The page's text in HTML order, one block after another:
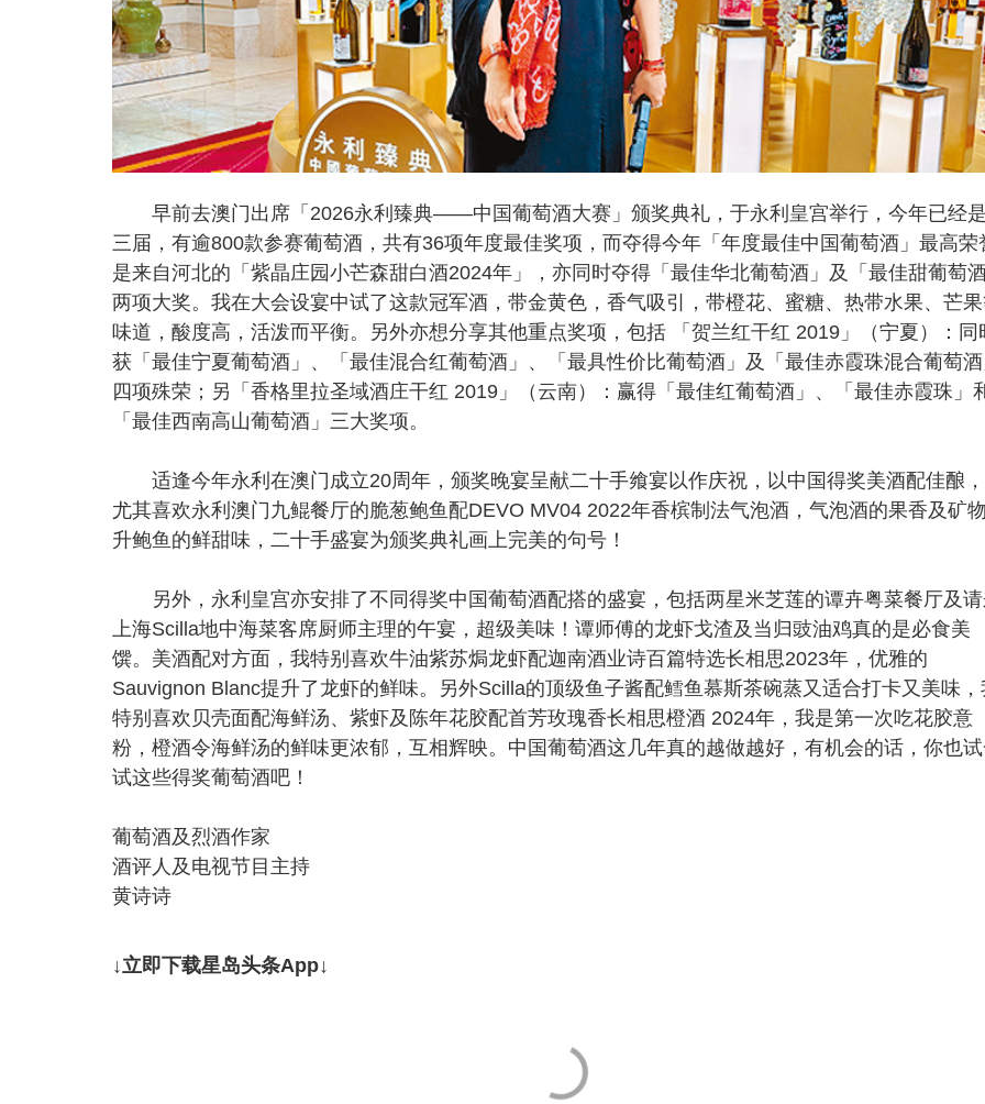
早前去澳门出席「2026永利臻典——中国葡萄酒大赛」颁奖典礼，于永利皇宫举行，今年已经
三届，有逾800款参赛葡萄酒，共有36项年度最佳奖项，而夺得今年「年度最佳中国葡萄酒」最高荣
是来自河北的「紫晶庄园小芒森甜白酒2024年」，亦同时夺得「最佳华北葡萄酒」及「最佳甜葡萄
两项大奖。我在大会设宴中试了这款冠军酒，带金黄色，香气吸引，带橙花、蜜糖、热带水果、芒
味道，酸度高，活泼而平衡。另外亦想分享其他重点奖项，包括 「贺兰红干红 2019」（宁夏）：同
获「最佳宁夏葡萄酒」、「最佳混合红葡萄酒」、「最具性价比葡萄酒」及「最佳赤霞珠混合葡萄
四项殊荣；另「香格里拉圣域酒庄干红 2019」（云南）：赢得「最佳红葡萄酒」、「最佳赤霞珠」
「最佳西南高山葡萄酒」三大奖项。
适逢今年永利在澳门成立20周年，颁奖晚宴呈献二十手飨宴以作庆祝，以中国得奖美酒配佳酿
尤其喜欢永利澳门九鲲餐厅的脆葱鲍鱼配DEVO MV04 2022年香槟制法气泡酒，气泡酒的果香及矿
升鲍鱼的鲜甜味，二十手盛宴为颁奖典礼画上完美的句号！
另外，永利皇宫亦安排了不同得奖中国葡萄酒配搭的盛宴，包括两星米芝莲的谭卉粤菜餐厅及
上海Scilla地中海菜客席厨师主理的午宴，超级美味！谭师傅的龙虾戈渣及当归豉油鸡真的是必食美
馔。美酒配对方面，我特别喜欢牛油紫苏焗龙虾配迦南酒业诗百篇特选长相思2023年，优雅的
Sauvignon Blanc提升了龙虾的鲜味。另外Scilla的顶级鱼子酱配鳕鱼慕斯茶碗蒸又适合打卡又美味，
特别喜欢贝壳面配海鲜汤、紫虾及陈年花胶配首芳玫瑰香长相思橙酒 2024年，我是第一次吃花胶意
粉，橙酒令海鲜汤的鲜味更浓郁，互相辉映。中国葡萄酒这几年真的越做越好，有机会的话，你也
试这些得奖葡萄酒吧！
葡萄酒及烈酒作家
酒评人及电视节目主持
黄诗诗
↓立即下载星岛头条App↓